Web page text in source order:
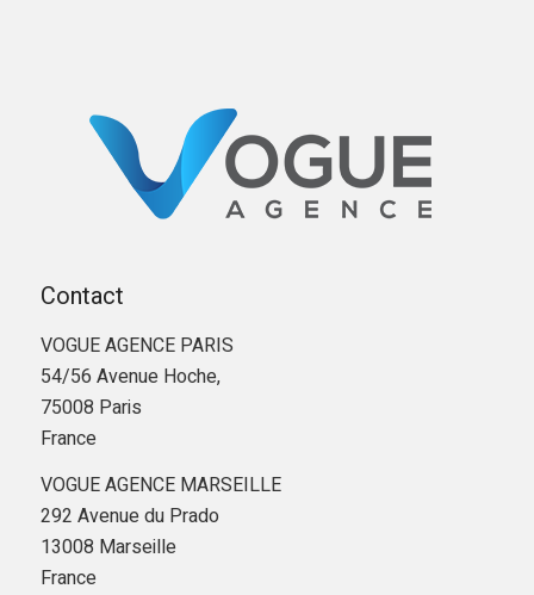
Contact
VOGUE AGENCE PARIS
54/56 Avenue Hoche,
75008 Paris
France
VOGUE AGENCE MARSEILLE
292 Avenue du Prado
13008 Marseille
France